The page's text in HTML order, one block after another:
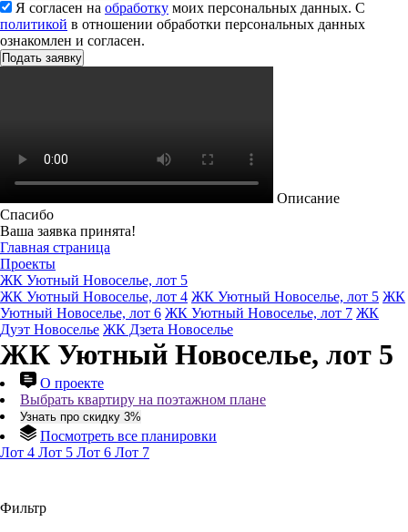
Я согласен на обработку моих персональных данных. С
политикой в отношении обработки персональных данных
ознакомлен и согласен.
Описание
Спасибо
Ваша заявка принята!
Главная страница
Проекты
ЖК Уютный Новоселье, лот 5
ЖК Уютный Новоселье, лот 4 ЖК Уютный Новоселье, лот 5 ЖК
Уютный Новоселье, лот 6 ЖК Уютный Новоселье, лот 7 ЖК
Дуэт Новоселье ЖК Дзета Новоселье
ЖК Уютный Новоселье, лот 5
О проекте
Выбрать квартиру на поэтажном плане
Узнать про скидку 3%
Посмотреть все планировки
Лот 4 Лот 5 Лот 6 Лот 7
Фильтр